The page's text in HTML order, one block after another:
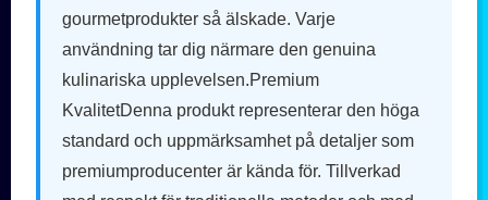
gourmetprodukter så älskade. Varje
användning tar dig närmare den genuina
kulinariska upplevelsen.Premium
KvalitetDenna produkt representerar den höga
standard och uppmärksamhet på detaljer som
premiumproducenter är kända för. Tillverkad